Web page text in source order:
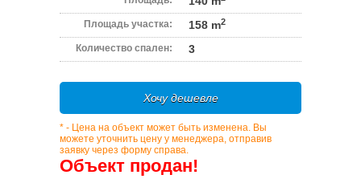
Площадь участка: 158 m2
Количество спален: 3
Хочу дешевле
* - Цена на объект может быть изменена. Вы
можете уточнить цену у менеджера, отправив
заявку через форму справа.
Объект продан!